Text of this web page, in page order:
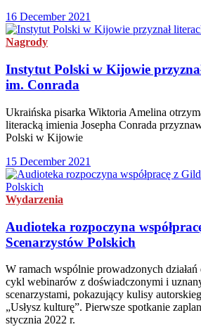
16 December 2021
Nagrody
Instytut Polski w Kijowie
im. Conrada
Ukraińska pisarka Wiktoria Amelina
literacką imienia Josepha Conrada
Polski w Kijowie
15 December 2021
Wydarzenia
Audioteka rozpoczyna
Scenarzystów Polskich
W ramach wspólnie prowadzonych
cykl webinarów z doświadczonymi i
scenarzystami, pokazujący kulisy
„Usłysz kulturę”. Pierwsze spotkanie
stycznia 2022 r.